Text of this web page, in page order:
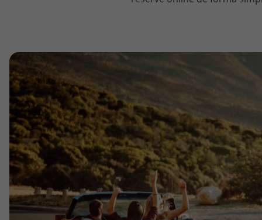
topatlantico@topatlantico.com